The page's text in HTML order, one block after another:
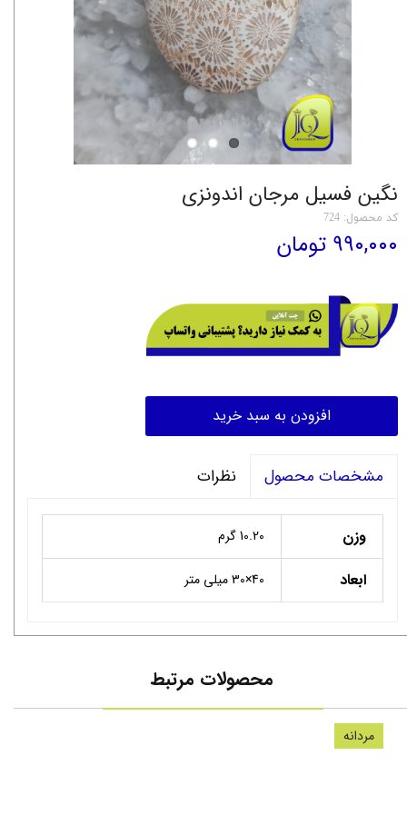
نگین فسیل مرجان اندونزی
کد محصول: 724
۹۹۰,۰۰۰ تومان
افزودن به سبد خرید
مشخصات محصول نظرات
وزن 10.20 گرم
ابعاد 40×30 میلی متر
محصولات مرتبط
مردانه